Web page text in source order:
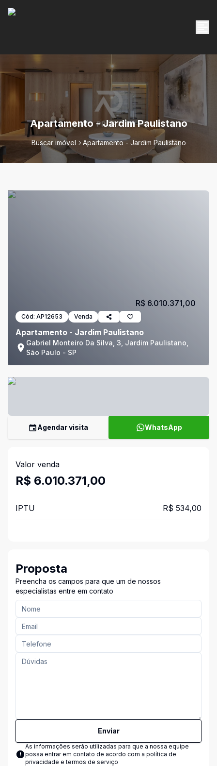
Apartamento - Jardim Paulistano
Buscar imóvel Apartamento - Jardim Paulistano
Cód: AP12653 Venda
Apartamento - Jardim Paulistano
Gabriel Monteiro Da Silva, 3, Jardim Paulistano,
São Paulo - SP
R$ 6.010.371,00
Agendar visita WhatsApp
Valor venda
R$ 6.010.371,00
IPTU R$ 534,00
Proposta
Preencha os campos para que um de nossos
especialistas entre em contato
Enviar
As informações serão utilizadas para que a nossa equipe
possa entrar em contato de acordo com a política de
privacidade e termos de serviço